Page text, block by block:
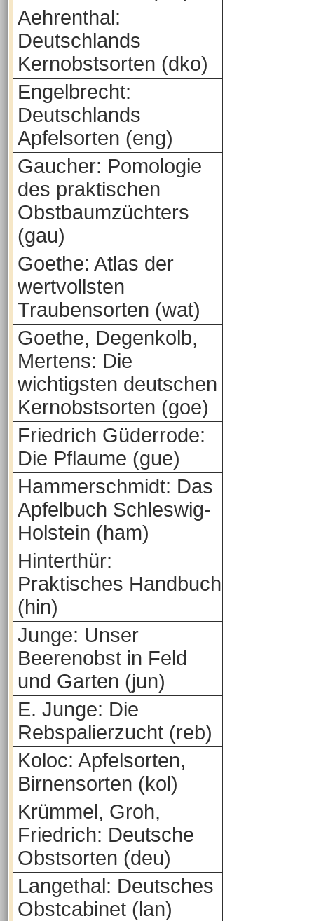
Aehrenthal:
Deutschlands
Kernobstsorten (dko)
Engelbrecht:
Deutschlands
Apfelsorten (eng)
Gaucher: Pomologie
des praktischen
Obstbaumzüchters
(gau)
Goethe: Atlas der
wertvollsten
Traubensorten (wat)
Goethe, Degenkolb,
Mertens: Die
wichtigsten deutschen
Kernobstsorten (goe)
Friedrich Güderrode:
Die Pflaume (gue)
Hammerschmidt: Das
Apfelbuch Schleswig-
Holstein (ham)
Hinterthür:
Praktisches Handbuch
(hin)
Junge: Unser
Beerenobst in Feld
und Garten (jun)
E. Junge: Die
Rebspalierzucht (reb)
Koloc: Apfelsorten,
Birnensorten (kol)
Krümmel, Groh,
Friedrich: Deutsche
Obstsorten (deu)
Langethal: Deutsches
Obstcabinet (lan)